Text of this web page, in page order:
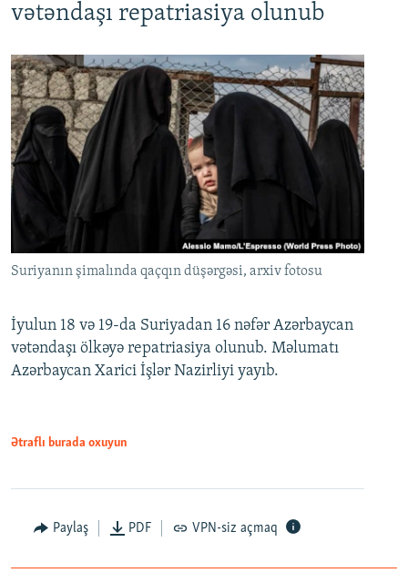
vətəndaşı repatriasiya olunub
Suriyanın şimalında qaçqın düşərgəsi, arxiv fotosu
İyulun 18 və 19-da Suriyadan 16 nəfər Azərbaycan
vətəndaşı ölkəyə repatriasiya olunub. Məlumatı
Azərbaycan Xarici İşlər Nazirliyi yayıb.
Ətraflı burada oxuyun
Paylaş PDF VPN-siz açmaq